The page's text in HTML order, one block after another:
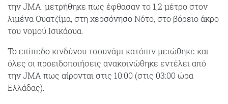
την JMA: μετρήθηκε πως έφθασαν το 1,2 μέτρο στον
λιμένα Ουατζίμα, στη χερσόνησο Νότο, στο βόρειο άκρο
του νομού Ισικάουα.
Το επίπεδο κινδύνου τσουνάμι κατόπιν μειώθηκε και
όλες οι προειδοποιήσεις ανακοινώθηκε εντέλει από
την JMA πως αίρονται στις 10:00 (στις 03:00 ώρα
Ελλάδας).